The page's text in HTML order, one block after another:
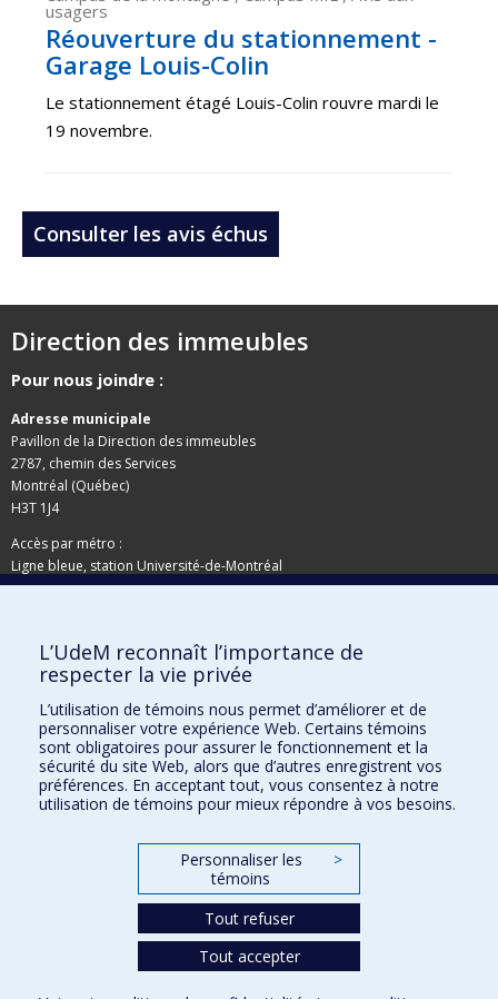
usagers
Réouverture du stationnement -
Garage Louis-Colin
Le stationnement étagé Louis-Colin rouvre mardi le
19 novembre.
Consulter les avis échus
Direction des immeubles
Pour nous joindre :
Adresse municipale
Pavillon de la Direction des immeubles
2787, chemin des Services
Montréal (Québec)
H3T 1J4
Accès par métro :
Ligne bleue, station Université-de-Montréal
Pavillon de la Direction des immeubles
C.P. 6128, succursale Centre-ville
Montréal (Québec)
H3C 3J7
Besoin d'aide ?
Joindre l'équipe
L’UdeM reconnaît l’importance de
respecter la vie privée
L’utilisation de témoins nous permet d’améliorer et de
personnaliser votre expérience Web. Certains témoins
sont obligatoires pour assurer le fonctionnement et la
sécurité du site Web, alors que d’autres enregistrent vos
préférences. En acceptant tout, vous consentez à notre
utilisation de témoins pour mieux répondre à vos besoins.
Personnaliser les
témoins
>
Tout refuser
Tout accepter